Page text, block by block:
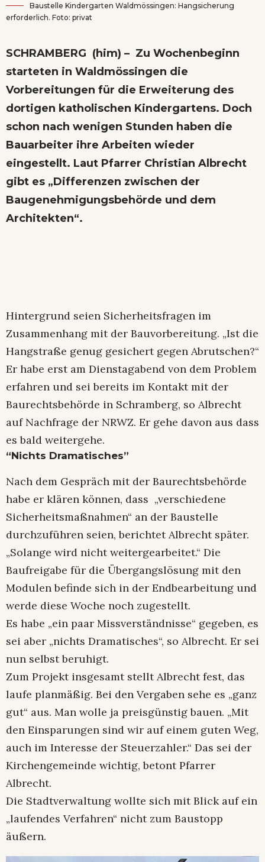
Baustelle Kindergarten Waldmössingen: Hangsicherung
erforderlich. Foto: privat
SCHRAMBERG (him) – Zu Wochenbeginn
starteten in Waldmössingen die
Vorbereitungen für die Erweiterung des
dortigen katholischen Kindergartens. Doch
schon nach wenigen Stunden haben die
Bauarbeiter ihre Arbeiten wieder
eingestellt. Laut Pfarrer Christian Albrecht
gibt es „Differenzen zwischen der
Baugenehmigungsbehörde und dem
Architekten“.
Hintergrund seien Sicherheitsfragen im
Zusammenhang mit der Bauvorbereitung. „Ist die
Hangstraße genug gesichert gegen Abrutschen?“
Er habe erst am Dienstagabend von dem Problem
erfahren und sei bereits im Kontakt mit der
Baurechtsbehörde in Schramberg, so Albrecht
auf Nachfrage der NRWZ. Er gehe davon aus dass
es bald weitergehe.
“Nichts Dramatisches”
Nach dem Gespräch mit der Baurechtsbehörde
habe er klären können, dass „verschiedene
Sicherheitsmaßnahmen“ an der Baustelle
durchzuführen seien, berichtet Albrecht später.
„Solange wird nicht weitergearbeitet.“ Die
Baufreigabe für die Übergangslösung mit den
Modulen befinde sich in der Endbearbeitung und
werde diese Woche noch zugestellt.
Es habe „ein paar Missverständnisse“ gegeben, es
sei aber „nichts Dramatisches“, so Albrecht. Er sei
nun selbst beruhigt.
Zum Projekt insgesamt stellt Albrecht fest, das
laufe planmäßig. Bei den Vergaben sehe es „ganz
gut“ aus. Man wolle ja preisgünstig bauen. „Mit
den Einsparungen sind wir auf einem guten Weg,
auch im Interesse der Steuerzahler.“ Das sei der
Kirchengemeinde wichtig, betont Pfarrer
Albrecht.
Die Stadtverwaltung wollte sich mit Blick auf ein
„laufendes Verfahren“ nicht zum Baustopp
äußern.